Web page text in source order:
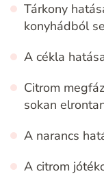
Tárkony
konyhádból
A cékla
Citrom
sokan
A narancs
A citrom